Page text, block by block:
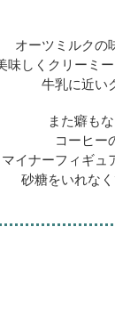
オーツミルクの
味しくクリーミ
牛乳に近い
また癖も
コーヒー
マイナーフィギュ
砂糖をいれな